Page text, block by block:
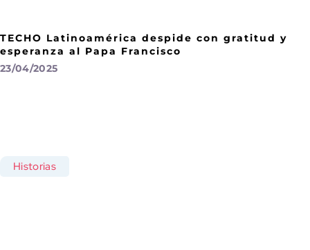
TECHO Latinoamérica despide con gratitud y
esperanza al Papa Francisco
23/04/2025
Historias